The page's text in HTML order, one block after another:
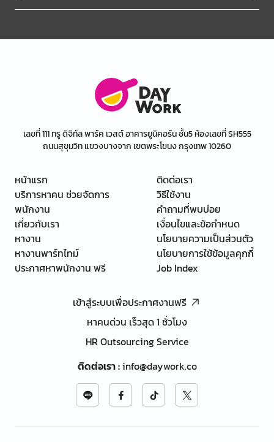
เลขที่ 111 ทรู ดิจิทัล พาร์ค เวสต์ อาคารยูนิคอร์น ชั้น5 ห้องเลขที่ SH555
ถนนสุขุมวิท แขวงบางจาก เขตพระโขนง กรุงเทพ 10260
หน้าแรก
บริการหาคน ช่วยจัดการ
พนักงาน
เกี่ยวกับเรา
หางาน
หางานพาร์ทไทม์
ประกาศหาพนักงาน ฟรี
ติดต่อเรา
วิธีใช้งาน
คำถามที่พบบ่อย
เงื่อนไขและข้อกำหนด
นโยบายความเป็นส่วนตัว
นโยบายการใช้ข้อมูลคุกกี้
Job Index
เข้าสู่ระบบเพื่อประกาศงานฟรี
หาคนด่วน เร็วสุด 1 ชั่วโมง
HR Outsourcing Service
ติดต่อเรา:info@daywork.co